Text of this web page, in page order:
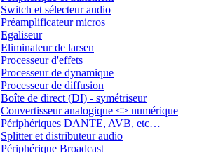
Switch et sélecteur audio
Préamplificateur micros
Egaliseur
Eliminateur de larsen
Processeur d'effets
Processeur de dynamique
Processeur de diffusion
Boîte de direct (DI) - symétriseur
Convertisseur analogique <> numérique
Périphériques DANTE, AVB, etc…
Splitter et distributeur audio
Périphérique Broadcast